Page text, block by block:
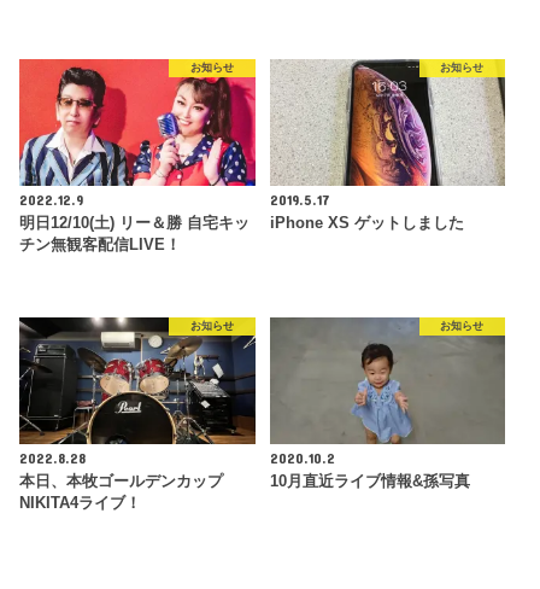
お知らせ
2022.12.9
明日12/10(土) リー＆勝 自宅キッ
チン無観客配信LIVE！
お知らせ
2019.5.17
iPhone XS ゲットしました
お知らせ
2022.8.28
本日、本牧ゴールデンカップ
NIKITA4ライブ！
お知らせ
2020.10.2
10月直近ライブ情報&孫写真